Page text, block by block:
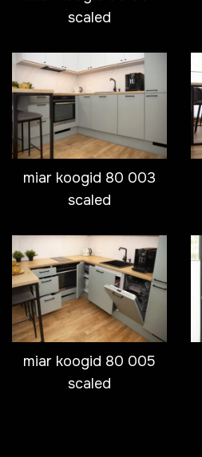
scaled
miar koogid 80 003
scaled
miar koogid 80 005
scaled